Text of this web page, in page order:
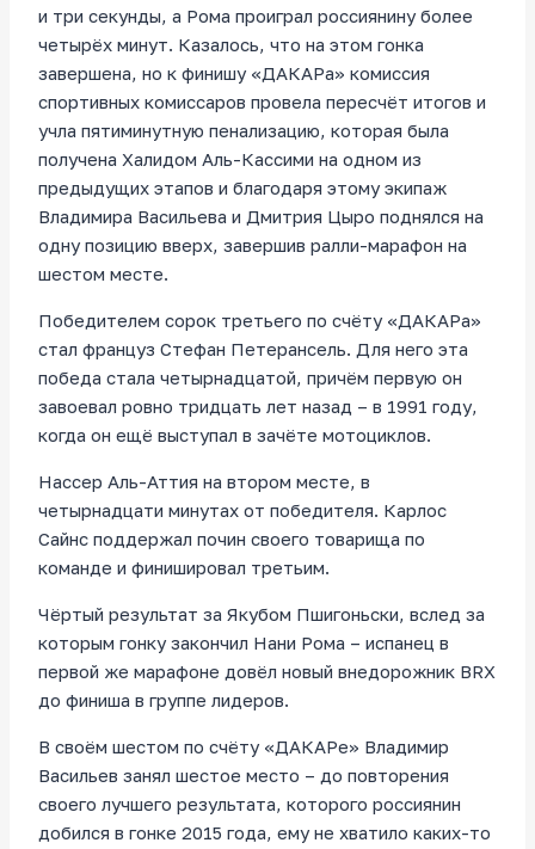
и три секунды, а Рома проиграл россиянину более
четырёх минут. Казалось, что на этом гонка
завершена, но к финишу «ДАКАРа» комиссия
спортивных комиссаров провела пересчёт итогов и
учла пятиминутную пенализацию, которая была
получена Халидом Аль-Кассими на одном из
предыдущих этапов и благодаря этому экипаж
Владимира Васильева и Дмитрия Цыро поднялся на
одну позицию вверх, завершив ралли-марафон на
шестом месте.
Победителем сорок третьего по счёту «ДАКАРа»
стал француз Стефан Петерансель. Для него эта
победа стала четырнадцатой, причём первую он
завоевал ровно тридцать лет назад – в 1991 году,
когда он ещё выступал в зачёте мотоциклов.
Нассер Аль-Аттия на втором месте, в
четырнадцати минутах от победителя. Карлос
Сайнс поддержал почин своего товарища по
команде и финишировал третьим.
Чёртый результат за Якубом Пшигоньски, вслед за
которым гонку закончил Нани Рома – испанец в
первой же марафоне довёл новый внедорожник BRX
до финиша в группе лидеров.
В своём шестом по счёту «ДАКАРе» Владимир
Васильев занял шестое место – до повторения
своего лучшего результата, которого россиянин
добился в гонке 2015 года, ему не хватило каких-то